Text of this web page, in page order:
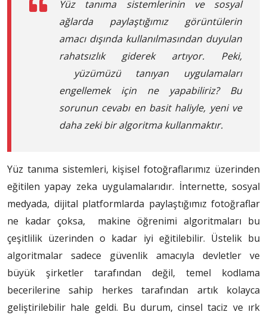
Yüz tanıma sistemlerinin ve sosyal
ağlarda paylaştığımız görüntülerin
amacı dışında kullanılmasından duyulan
rahatsızlık giderek artıyor. Peki,
yüzümüzü tanıyan uygulamaları
engellemek için ne yapabiliriz? Bu
sorunun cevabı en basit haliyle, yeni ve
daha zeki bir algoritma kullanmaktır.
Yüz tanıma sistemleri, kişisel fotoğraflarımız üzerinden
eğitilen yapay zeka uygulamalarıdır. İnternette, sosyal
medyada, dijital platformlarda paylaştığımız fotoğraflar
ne kadar çoksa, makine öğrenimi algoritmaları bu
çeşitlilik üzerinden o kadar iyi eğitilebilir. Üstelik bu
algoritmalar sadece güvenlik amacıyla devletler ve
büyük şirketler tarafından değil, temel kodlama
becerilerine sahip herkes tarafından artık kolayca
geliştirilebilir hale geldi. Bu durum, cinsel taciz ve ırk